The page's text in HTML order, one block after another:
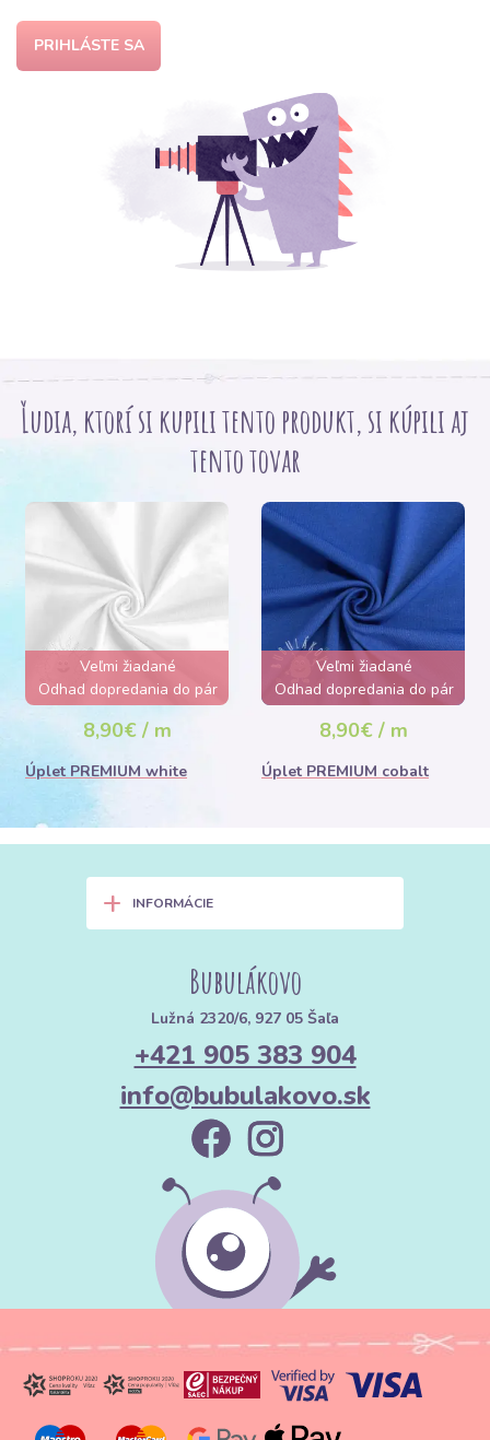
PRIHLÁSTE SA
Ľudia, ktorí si kupili tento produkt, si kúpili aj
tento tovar
Veľmi žiadané
Odhad dopredania do pár
hodín
8,90€ / m
Úplet PREMIUM white
Veľmi žiadané
Odhad dopredania do pár
hodín
8,90€ / m
Úplet PREMIUM cobalt
+ INFORMÁCIE
Bubulákovo
Lužná 2320/6, 927 05 Šaľa
+421 905 383 904
info@bubulakovo.sk